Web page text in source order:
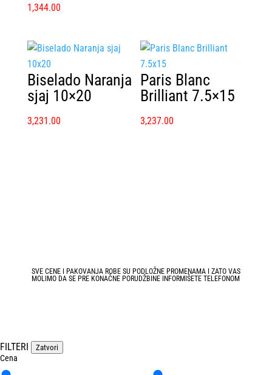
1,344.00
Biselado Naranja
sjaj 10×20
3,231.00
Paris Blanc
Brilliant 7.5×15
3,237.00
SVE CENE I PAKOVANJA ROBE SU PODLOŽNE PROMENAMA I ZATO VAS
MOLIMO DA SE PRE KONAČNE PORUDŽBINE INFORMIŠETE TELEFONOM
FILTERI Zatvori
Cena